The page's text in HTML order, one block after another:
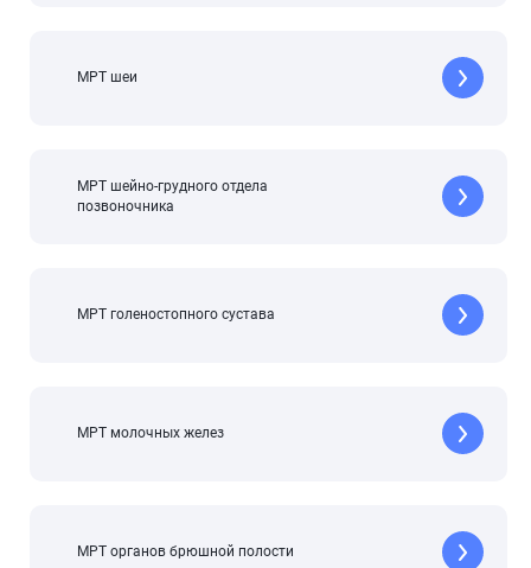
МРТ шеи
МРТ шейно-грудного отдела
позвоночника
МРТ голеностопного сустава
МРТ молочных желез
МРТ органов брюшной полости